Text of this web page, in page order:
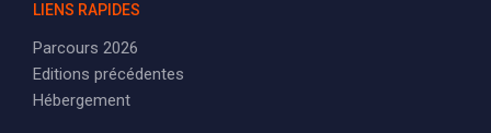
LIENS RAPIDES
Parcours 2026
Editions précédentes
Hébergement